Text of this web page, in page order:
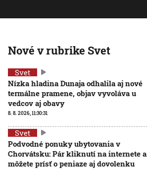
Nové v rubrike Svet
Svet
Nízka hladina Dunaja odhalila aj nové
termálne pramene, objav vyvoláva u
vedcov aj obavy
8. 8. 2026, 11:30:31
Svet
Podvodné ponuky ubytovania v
Chorvátsku: Pár kliknutí na internete a
môžete prísť o peniaze aj dovolenku